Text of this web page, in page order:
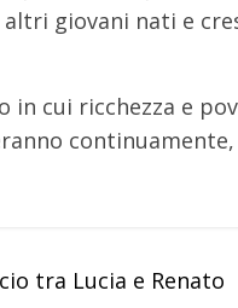
giovani nati e
in cui ricchezza e
tra Lucia e Renato